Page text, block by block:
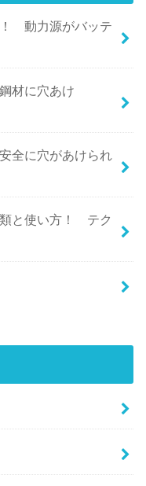
！ 動力源がバッテ
材に穴あけ
全に穴があけられ
と使い方！ テク